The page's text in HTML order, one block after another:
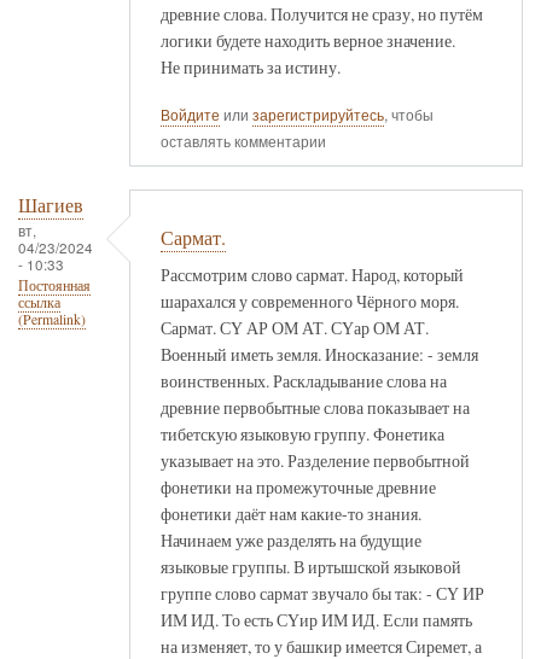
древние слова. Получится не сразу, но путём
логики будете находить верное значение.
Не принимать за истину.
Войдите или зарегистрируйтесь, чтобы
оставлять комментарии
Шагиев
вт,
04/23/2024
- 10:33
Постоянная
ссылка
(Permalink)
Сармат.
Рассмотрим слово сармат. Народ, который
шарахался у современного Чёрного моря.
Сармат. СҮ АР ОМ АТ. СҮар ОМ АТ.
Военный иметь земля. Иносказание: - земля
воинственных. Раскладывание слова на
древние первобытные слова показывает на
тибетскую языковую группу. Фонетика
указывает на это. Разделение первобытной
фонетики на промежуточные древние
фонетики даёт нам какие-то знания.
Начинаем уже разделять на будущие
языковые группы. В иртышской языковой
группе слово сармат звучало бы так: - СҮ ИР
ИМ ИД. То есть СҮир ИМ ИД. Если память
на изменяет, то у башкир имеется Сиремет, а